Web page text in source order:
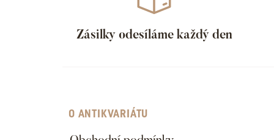
Zásilky odesíláme každý den
O ANTIKVARIÁTU